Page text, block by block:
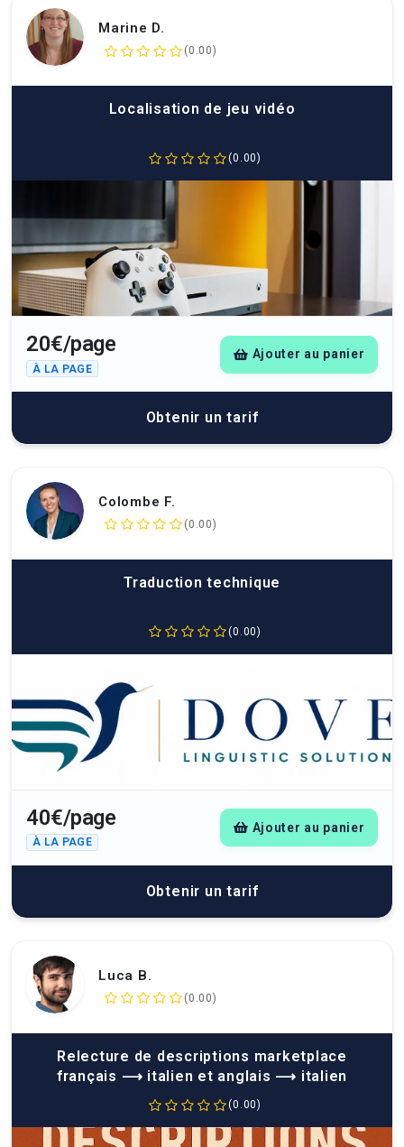
Marine D.
(0.00)
Localisation de jeu vidéo
(0.00)
20€/page
À LA PAGE
Ajouter au panier
Obtenir un tarif
Colombe F.
(0.00)
Traduction technique
(0.00)
40€/page
À LA PAGE
Ajouter au panier
Obtenir un tarif
Luca B.
(0.00)
Relecture de descriptions marketplace
français ⟶ italien et anglais ⟶ italien
(0.00)